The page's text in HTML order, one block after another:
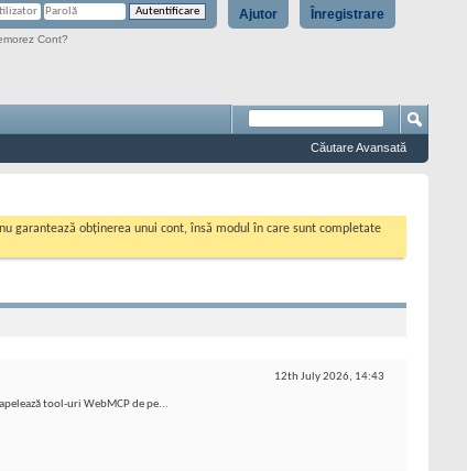
Înregistrare
Ajutor
Cont?
Căutare Avansată
garantează obținerea unui cont, însă modul în care sunt completate
12th July 2026, 14:43
tool-uri WebMCP de pe...